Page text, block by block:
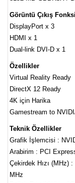
Görüntü Çıkış
DisplayPort x 3
HDMI x 1
Dual-link DVI-D x 1
Özellikler
Virtual Reality Ready
DirectX 12 Ready
4K için Harika
Gamestream to
Teknik Özellikler
Grafik İşlemcisi :
Arabirim : PCI
Çekirdek Hızı (MHz)
MHz